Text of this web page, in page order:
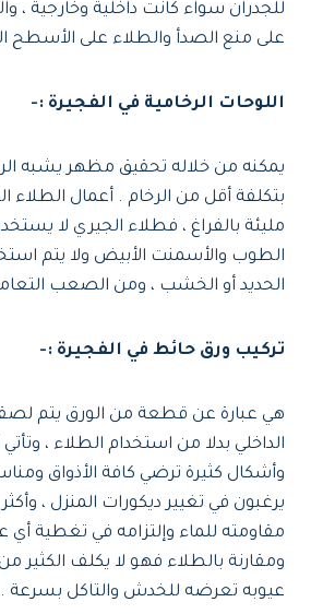
للجدران سواء كانت داخلية وخارجية ،
على منع الصدأ والطلاء على الأسطح
اللوحات الرخامية في الفجيرة :-
يمكنه من خلاله تحقيق مظهر يشبه
بتكلفة أقل من الرخام . أعمال الطلاء
مليئة بالفراغ ، فطلاء الجيري لا
الطوب والأسمنت الأبيض ولا يتم
الحديد أو الخشب ، ومن الصعب
تركيب ورق حائط في الفجيرة :-
هي عبارة عن قطعة من الورق يتم
الداخلي بدلا من استخدام الطلاء ، وتأتي
وأشكال كثيرة ترضي كافة الأذواق
يرغبون في تغيير ديكورات المنزل ،
مقاومته للماء وإلتزامه في تغطية أي
ومقارنة بالطلاء فهو لا يكلف الكثير
عيوبه تعرضه للخدش والتاكل بسرعة .